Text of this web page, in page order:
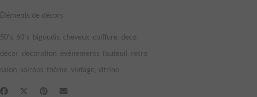
Éléments de décors
50's 60's bigoudis cheveux coiffure deco
décor decoration événements fauteuil retro
salon soirées thème vintage vitrine